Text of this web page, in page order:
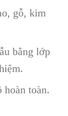
gỗ, kim
bằng lớp
toàn.